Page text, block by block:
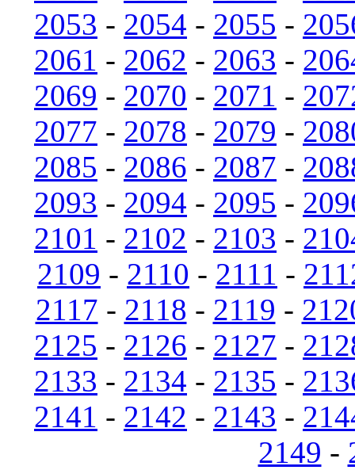
2053 - 2054 - 2055 -
2061 - 2062 - 2063 -
2069 - 2070 - 2071 -
2077 - 2078 - 2079 -
2085 - 2086 - 2087 -
2093 - 2094 - 2095 -
2101 - 2102 - 2103 -
2109 - 2110 - 2111 -
2117 - 2118 - 2119 -
2125 - 2126 - 2127 -
2133 - 2134 - 2135 -
2141 - 2142 - 2143 -
2149 -